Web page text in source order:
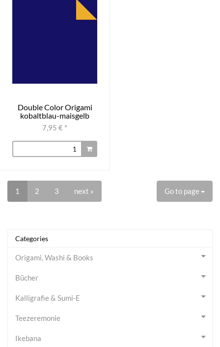
Double Color Origami
kobaltblau-maisgelb
7,95 € *
1 2 3 next » Go to page
Categories
Origami, Washi & Books
Bücher
Kalligrafie & Sumi-E
Teezeremonie
Ikebana